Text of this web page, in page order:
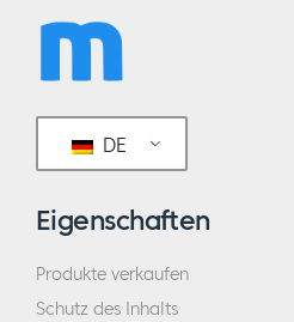
DE
Eigenschaften
Produkte verkaufen
Schutz des Inhalts